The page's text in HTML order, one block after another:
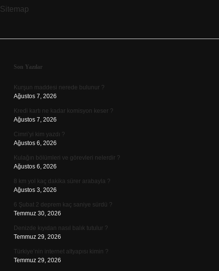
Sitemap
Sidebar
Son Yazılar
Kurşun maddesi nerede bulunur ?
Ağustos 7, 2026
Kredi kartı ne kadar komisyon keser ?
Ağustos 7, 2026
Cimri’yi kim yazdı ?
Ağustos 6, 2026
Kulağın bölümleri ve görevleri nelerdir ?
Ağustos 6, 2026
8 km yol kaç dakika sürer arabayla ?
Ağustos 3, 2026
6 Şubat 2 deprem kaç saniye sürdü ?
Temmuz 30, 2026
Denizde kıyıdan nasıl balık tutulur ?
Temmuz 29, 2026
Türkiye’nin internet altyapısı kimin ?
Temmuz 29, 2026